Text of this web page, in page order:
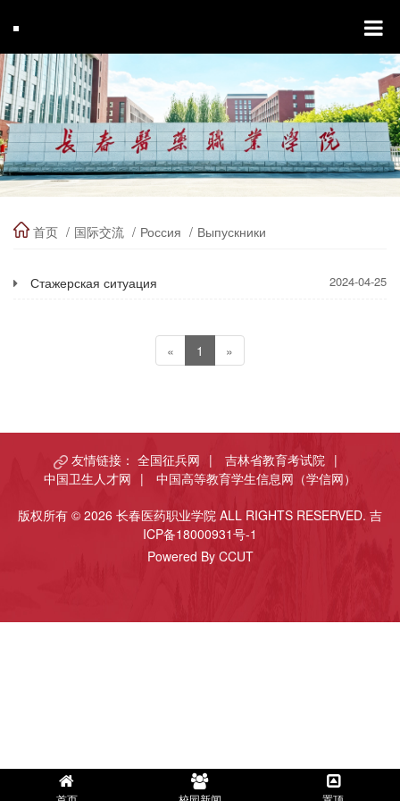
首页 国际交流 Россия Выпускники
Стажерская ситуация 2024-04-25
« 1 »
友情链接： 全国征兵网 | 吉林省教育考试院 |
中国卫生人才网 | 中国高等教育学生信息网（学信网）
版权所有 © 2026 长春医药职业学院 ALL RIGHTS RESERVED. 吉
ICP备18000931号-1
Powered By CCUT